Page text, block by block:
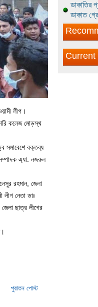
লীগ।
কলেজ মোড়স্থ
সমাবেশে বক্তব্য
এ্যা. নজরুল
রহমান, জেলা
লীগ নেতা ডাঃ
ছাত্র লীগের
পুরাতন পোস্ট
ডাকাতির
ডাকাত
Current